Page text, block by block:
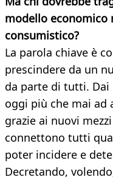
modello economico
consumistico?
La parola chiave è
prescindere da un
da parte di tutti.
oggi più che mai ad
grazie ai nuovi
connettono tutti
poter incidere e
Decretando,